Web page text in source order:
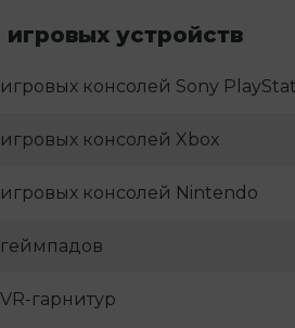
игровых устройств
консолей Sony
консолей Xbox
консолей Nintendo
гарнитур